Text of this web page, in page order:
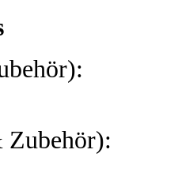
Zubehör):